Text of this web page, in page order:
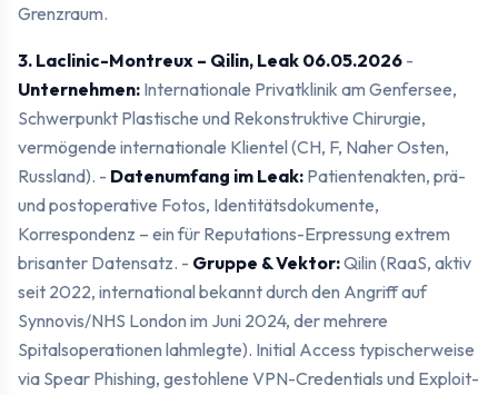
Grenzraum.
3. Laclinic-Montreux – Qilin, Leak 06.05.2026 -
Unternehmen: Internationale Privatklinik am Genfersee,
Schwerpunkt Plastische und Rekonstruktive Chirurgie,
vermögende internationale Klientel (CH, F, Naher Osten,
Russland). - Datenumfang im Leak: Patientenakten, prä-
und postoperative Fotos, Identitätsdokumente,
Korrespondenz – ein für Reputations-Erpressung extrem
brisanter Datensatz. - Gruppe & Vektor:Qilin (RaaS, aktiv
seit 2022, international bekannt durch den Angriff auf
Synnovis/NHS London im Juni 2024, der mehrere
Spitalsoperationen lahmlegte). Initial Access typischerweise
via Spear Phishing, gestohlene VPN-Credentials und Exploit-